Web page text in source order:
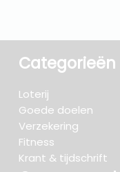
Categorieën
Loterij
Goede doelen
Verzekering
Fitness
Krant & tijdschrift